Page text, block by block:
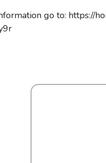
go to: https://